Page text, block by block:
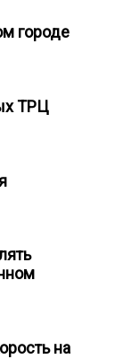
городе
ТРЦ
на